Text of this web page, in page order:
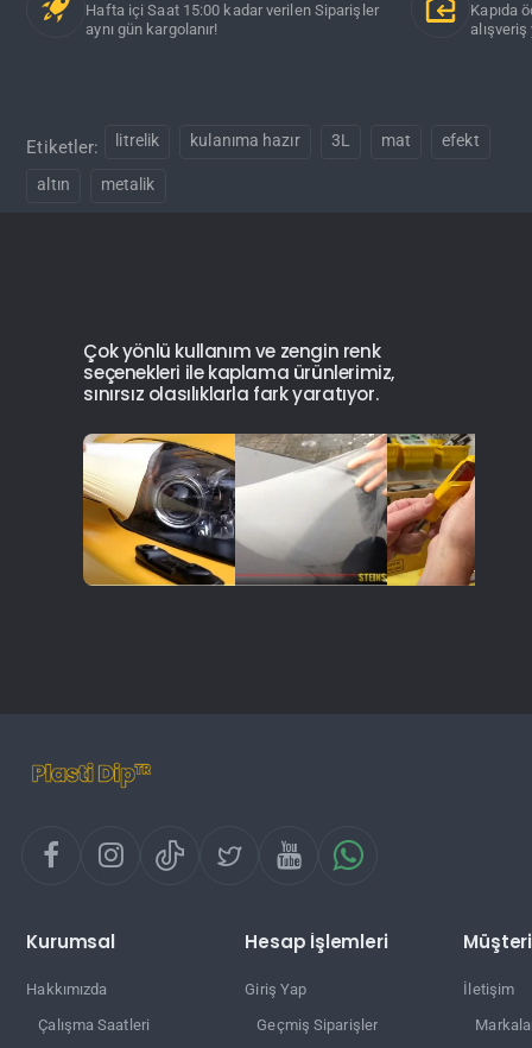
Hafta içi Saat 15:00 kadar verilen Siparişler
aynı gün kargolanır!
Kapıda
Etiketler: litrelik kulanıma hazır 3L mat efekt
altın metalik
Çok yönlü kullanım ve zengin renk
seçenekleri ile kaplama ürünlerimiz,
sınırsız olasılıklarla fark yaratıyor.
Kurumsal
Hakkımızda
Çalışma Saatleri
Hesap İşlemleri
Giriş Yap
Geçmiş Siparişler
İletişim